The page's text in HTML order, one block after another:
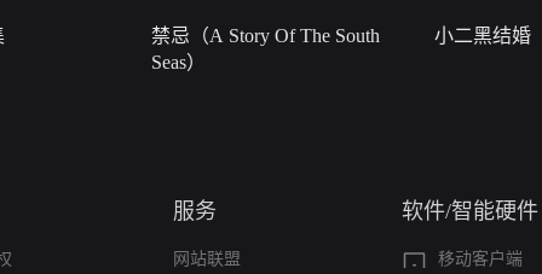
禁忌（A Story Of The South
Seas）
小二黑结婚
服务
网站联盟
软件/智能硬件
移动客户端